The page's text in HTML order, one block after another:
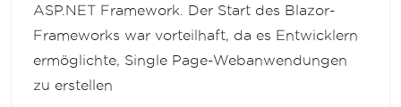
ASP.NET Framework. Der Start des Blazor-
Frameworks war vorteilhaft, da es Entwicklern
ermöglichte, Single Page-Webanwendungen
zu erstellen